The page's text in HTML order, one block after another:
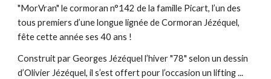
"MorVran" le cormoran n°142 de la famille Picart, l’un des
tous premiers d’une longue lignée de Cormoran Jézéquel,
fête cette année ses 40 ans !
Construit par Georges Jézéquel l’hiver "78" selon un dessin
d’Olivier Jézéquel, il s’est offert pour l’occasion un lifting ...